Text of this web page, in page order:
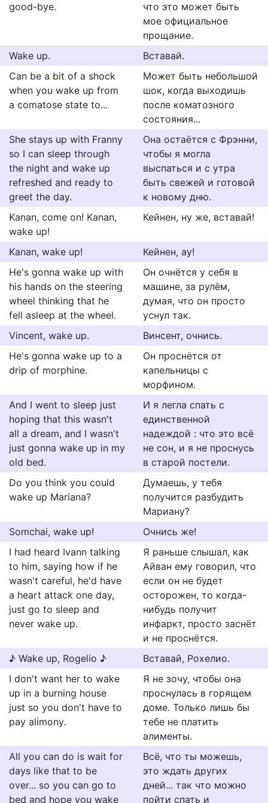
good-bye.
что это может быть
мое официальное
прощание.
Wake up.
Вставай.
Can be a bit of a shock
when you wake up from
a comatose state to...
Может быть небольшой
шок, когда выходишь
после коматозного
состояния...
She stays up with Franny
so I can sleep through
the night and wake up
refreshed and ready to
greet the day.
Она остаётся с Фрэнни,
чтобы я могла
выспаться и с утра
быть свежей и готовой
к новому дню.
Kanan, come on! Kanan,
wake up!
Кейнен, ну же, вставай!
Kanan, wake up!
Кейнен, ау!
He's gonna wake up with
his hands on the steering
wheel thinking that he
fell asleep at the wheel.
Он очнётся у себя в
машине, за рулём,
думая, что он просто
уснул так.
Vincent, wake up.
Винсент, очнись.
He's gonna wake up to a
drip of morphine.
Он проснётся от
капельницы с
морфином.
And I went to sleep just
hoping that this wasn't
all a dream, and I wasn't
just gonna wake up in my
old bed.
И я легла спать с
единственной
надеждой : что это всё
не сон, и я не проснусь
в старой постели.
Do you think you could
wake up Mariana?
Думаешь, у тебя
получится разбудить
Мариану?
Somchai, wake up!
Очнись же!
I had heard Ivann talking
to him, saying how if he
wasn't careful, he'd have
a heart attack one day,
just go to sleep and
never wake up.
Я раньше слышал, как
Айван ему говорил, что
если он не будет
осторожен, то когда-
нибудь получит
инфаркт, просто заснёт
и не проснётся.
♪ Wake up, Rogelio ♪
Вставай, Рохелио.
I don't want her to wake
up in a burning house
just so you don't have to
pay alimony.
Я не зочу, чтобы она
проснулась в горящем
доме. Только лишь бы
тебе не платить
алименты.
All you can do is wait for
days like that to be
over... so you can go to
bed and hope you wake
Всё, что ты можешь,
это ждать других
дней... так что можно
пойти спать и